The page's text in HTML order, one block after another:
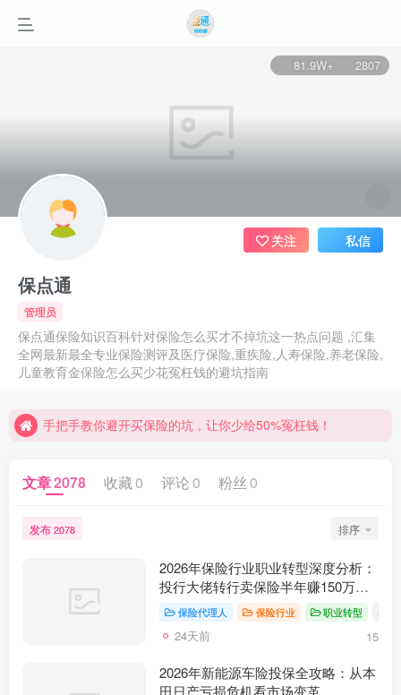
81.9W+ 2807
保点通
管理员
保点通保险知识百科针对保险怎么买才不掉坑这一热点问题 ,汇集
全网最新最全专业保险测评及医疗保险,重疾险,人寿保险,养老保险,
儿童教育金保险怎么买少花冤枉钱的避坑指南
关注 私信
手把手教你避开买保险的坑，让你少给50%冤枉钱！
文章2078 收藏 0 评论 0 粉丝 0
发布 2078 排序
2026年保险行业职业转型深度分析：
投行大佬转行卖保险半年赚150万，
现在入行还来得及吗？
保险代理人 保险行业 职业转型 # 保
24天前 15
2026年新能源车险投保全攻略：从本
田日产亏损危机看市场变革